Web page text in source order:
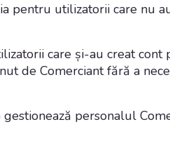
pentru utilizatorii care nu
care și-au creat cont
de Comerciant fără a
personalul